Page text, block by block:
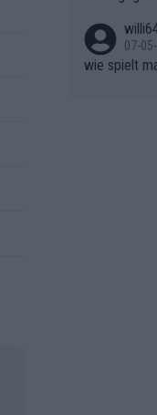
hen.
07-
wie spielt